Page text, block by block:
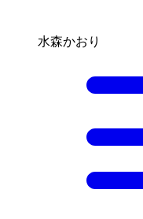
水森かおり